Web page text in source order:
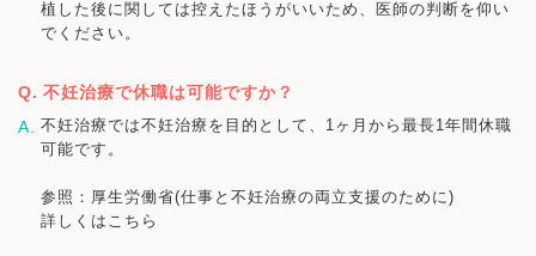
植した後に関しては控えたほうがいいため、医師の判断を仰い
でください。
不妊治療で休職は可能ですか？
不妊治療では不妊治療を目的として、1ヶ月から最長1年間休職
可能です。
参照：厚生労働省(仕事と不妊治療の両立支援のために)
詳しくはこちら